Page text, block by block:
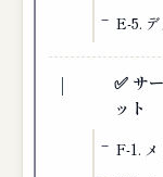
E-5.
✅ サ
ット
F-1.